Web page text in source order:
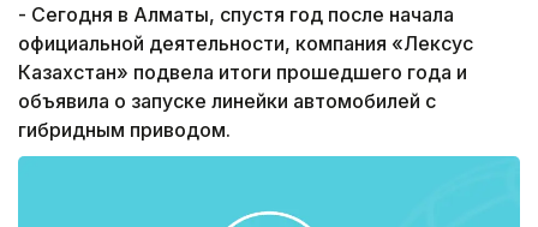
- Сегодня в Алматы, спустя год после начала
официальной деятельности, компания «Лексус
Казахстан» подвела итоги прошедшего года и
объявила о запуске линейки автомобилей с
гибридным приводом.